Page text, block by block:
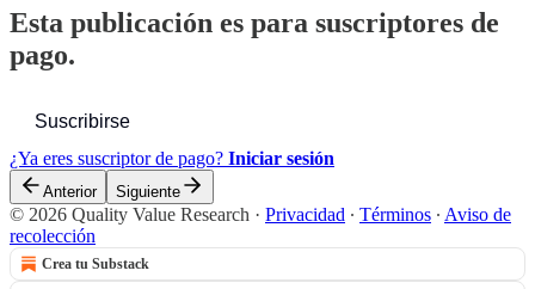
Esta publicación es para suscriptores de
pago.
Suscribirse
¿Ya eres suscriptor de pago? Iniciar sesión
Anterior Siguiente
© 2026 Quality Value Research · Privacidad ∙ Términos ∙ Aviso de
recolección
Crea tu Substack